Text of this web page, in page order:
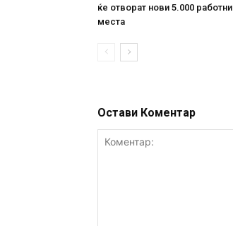
ќе отворат нови 5.000 работни
места
Остави Коментар